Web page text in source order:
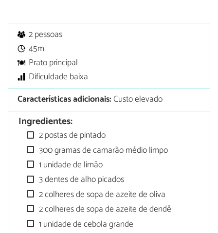
2 pessoas
45m
Prato principal
Dificuldade baixa
Características adicionais:Custo elevado
Ingredientes:
2 postas de pintado
300 gramas de camarão médio limpo
1 unidade de limão
3 dentes de alho picados
2 colheres de sopa de azeite de oliva
2 colheres de sopa de azeite de dendê
1 unidade de cebola grande